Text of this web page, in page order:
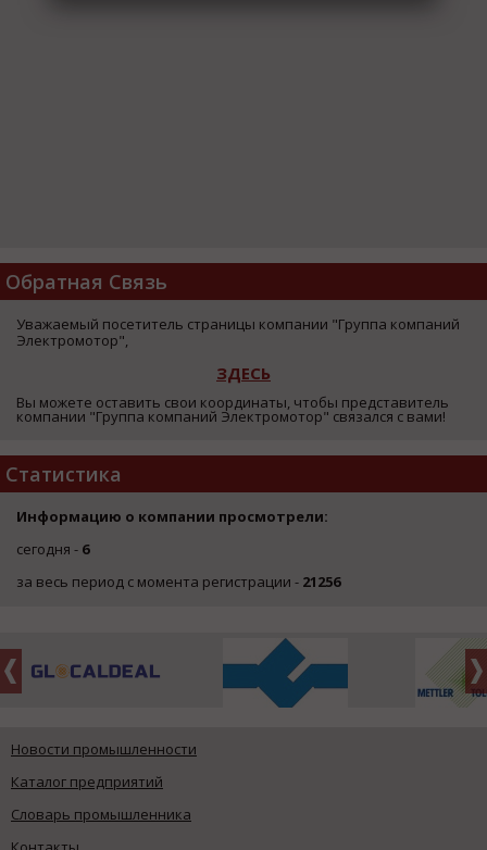
Обратная Связь
Уважаемый посетитель страницы компании "Группа компаний
Электромотор",
ЗДЕСЬ
Вы можете оставить свои координаты, чтобы представитель
компании "Группа компаний Электромотор" связался с вами!
Статистика
Информацию о компании просмотрели:
сегодня - 6
за весь период с момента регистрации - 21256
Новости промышленности
Каталог предприятий
Словарь промышленника